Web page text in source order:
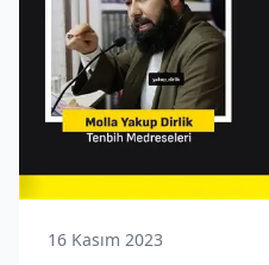
16 Kasım 2023